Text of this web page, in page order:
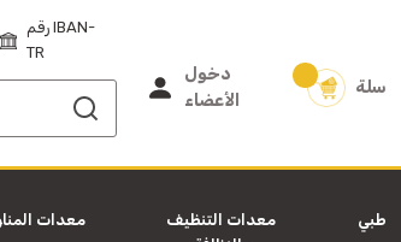
رقم IBAN-
TR
دخول
الأعضاء
سلة
معدات
معدات التنظيف
طبي